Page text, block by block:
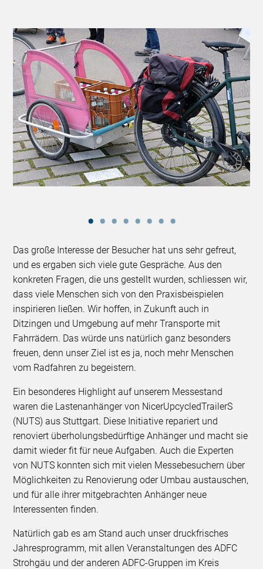
Das große Interesse der Besucher hat uns sehr gefreut,
und es ergaben sich viele gute Gespräche. Aus den
konkreten Fragen, die uns gestellt wurden, schliessen wir,
dass viele Menschen sich von den Praxisbeispielen
inspirieren ließen. Wir hoffen, in Zukunft auch in
Ditzingen und Umgebung auf mehr Transporte mit
Fahrrädern. Das würde uns natürlich ganz besonders
freuen, denn unser Ziel ist es ja, noch mehr Menschen
vom Radfahren zu begeistern.
Ein besonderes Highlight auf unserem Messestand
waren die Lastenanhänger von NicerUpcycledTrailerS
(NUTS) aus Stuttgart. Diese Initiative repariert und
renoviert überholungsbedürftige Anhänger und macht sie
damit wieder fit für neue Aufgaben. Auch die Experten
von NUTS konnten sich mit vielen Messebesuchern über
Möglichkeiten zu Renovierung oder Umbau austauschen,
und für alle ihrer mitgebrachten Anhänger neue
Interessenten finden.
Natürlich gab es am Stand auch unser druckfrisches
Jahresprogramm, mit allen Veranstaltungen des ADFC
Strohgäu und der anderen ADFC-Gruppen im Kreis